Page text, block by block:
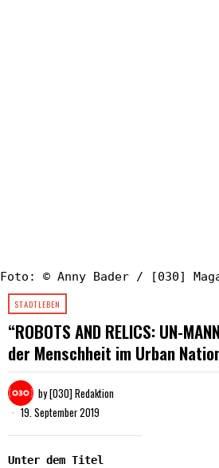
Foto: © Anny Bader / [030]
STADTLEBEN
“ROBOTS AND RELICS: UN-
der Menschheit im Urban
by[030] Redaktion
19. September 2019
Unter dem Titel